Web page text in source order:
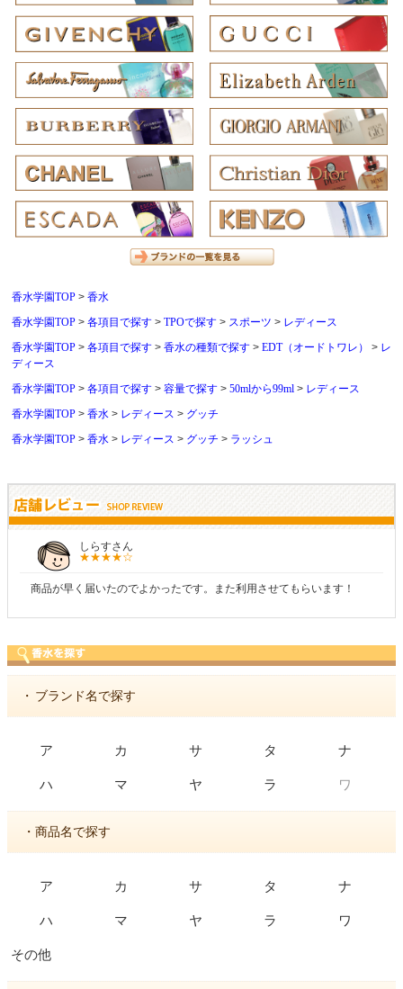
香水学園TOP
香水
香水学園TOP
各項目で探す TPOで探す スポーツ
レディース
香水学園TOP
各項目で探す 香水の種類で探す EDT（オードトワレ）
レ
ディース
香水学園TOP
各項目で探す 容量で探す 50mlから99ml
レディース
香水学園TOP
香水 レディース
グッチ
香水学園TOP
香水 レディース グッチ ラッシュ
しらすさん
商品が早く届いたのでよかったです。また利用させてもらいます！
・ ブランド名で探す
ア カ サ タ ナ
ハ マ ヤ ラ ワ
・商品名で探す
ア カ サ タ ナ
ハ マ ヤ ラ ワ
その他